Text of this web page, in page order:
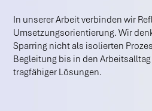
In unserer Arbeit verbinden wir
Umsetzungsorientierung. Wir
Sparring nicht als isolierten
Begleitung bis in den
tragfähiger Lösungen.